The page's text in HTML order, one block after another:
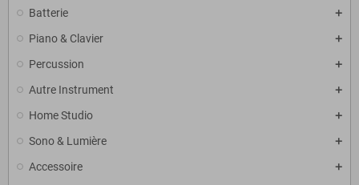
Batterie
Piano & Clavier
Percussion
Autre Instrument
Home Studio
Sono & Lumière
Accessoire